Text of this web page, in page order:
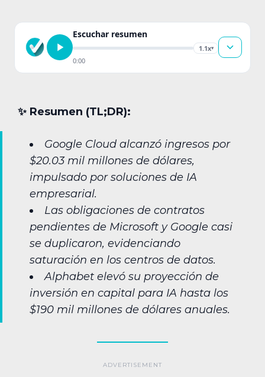
Escuchar resumen
1.1x▾
0:00
✨︎ Resumen (TL;DR):
Google Cloud alcanzó ingresos por
$20.03 mil millones de dólares,
impulsado por soluciones de IA
empresarial.
Las obligaciones de contratos
pendientes de Microsoft y Google casi
se duplicaron, evidenciando
saturación en los centros de datos.
Alphabet elevó su proyección de
inversión en capital para IA hasta los
$190 mil millones de dólares anuales.